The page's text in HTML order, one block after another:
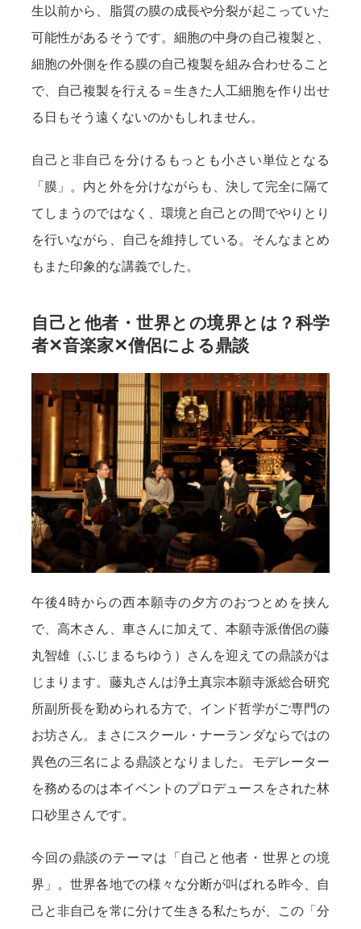
生以前から、脂質の膜の成長や分裂が起こっていた
可能性があるそうです。細胞の中身の自己複製と、
細胞の外側を作る膜の自己複製を組み合わせること
で、自己複製を行える＝生きた人工細胞を作り出せ
る日もそう遠くないのかもしれません。
自己と非自己を分けるもっとも小さい単位となる
「膜」。内と外を分けながらも、決して完全に隔て
てしまうのではなく、環境と自己との間でやりとり
を行いながら、自己を維持している。そんなまとめ
もまた印象的な講義でした。
自己と他者・世界との境界とは？科学
者✕音楽家✕僧侶による鼎談
午後4時からの西本願寺の夕方のおつとめを挟ん
で、高木さん、車さんに加えて、本願寺派僧侶の藤
丸智雄（ふじまるちゆう）さんを迎えての鼎談がは
じまります。藤丸さんは浄土真宗本願寺派総合研究
所副所長を勤められる方で、インド哲学がご専門の
お坊さん。まさにスクール・ナーランダならではの
異色の三名による鼎談となりました。モデレーター
を務めるのは本イベントのプロデュースをされた林
口砂里さんです。
今回の鼎談のテーマは「自己と他者・世界との境
界」。世界各地での様々な分断が叫ばれる昨今、自
己と非自己を常に分けて生きる私たちが、この「分